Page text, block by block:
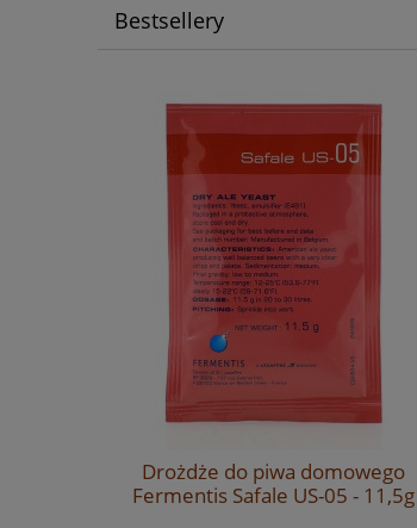
Bestsellery
Drożdże do piwa domowego
Fermentis Safale US-05 - 11,5g